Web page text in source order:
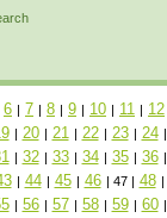
6 | 7 | 8 | 9 | 10 | 11 | 12
| 20 | 21 | 22 | 23 | 24 |
| 32 | 33 | 34 | 35 | 36 |
| 44 | 45 | 46 | 47 | 48 |
| 56 | 57 | 58 | 59 | 60 |